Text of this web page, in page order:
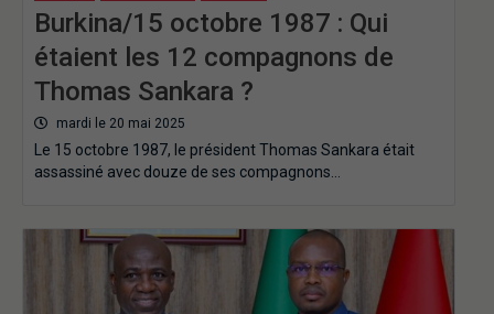
Burkina/15 octobre 1987 : Qui
étaient les 12 compagnons de
Thomas Sankara ?
mardi le 20 mai 2025
Le 15 octobre 1987, le président Thomas Sankara était
assassiné avec douze de ses compagnons…